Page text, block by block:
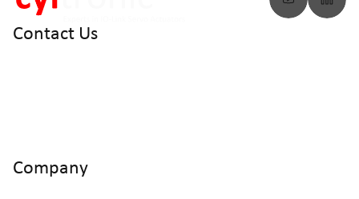
Contact Us
Company